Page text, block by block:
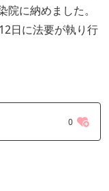
に納めました。
日に法要が執り行
0